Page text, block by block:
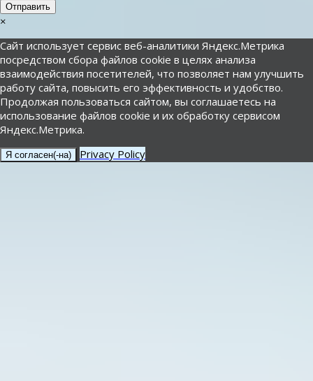
Отправить
×
Сайт использует сервис веб-аналитики Яндекс.Метрика
посредством сбора файлов cookie в целях анализа
взаимодействия посетителей, что позволяет нам улучшить
работу сайта, повысить его эффективность и удобство.
Продолжая пользоваться сайтом, вы соглашаетесь на
использование файлов cookie и их обработку сервисом
Яндекс.Метрика.
Я согласен(-на) Privacy Policy